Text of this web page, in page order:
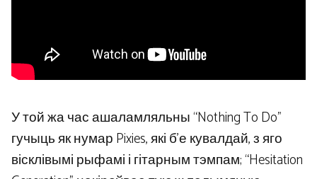
У той жа час ашаламляльны “Nothing To Do”
гучыць як нумар Pixies, які б'е кувалдай, з яго
вісклівымі рыфамі і гітарным тэмпам; “Hesitation